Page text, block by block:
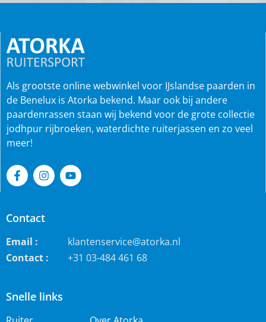
Snelle links
Als grootste online webwinkel voor IJslandse paarden in
de Benelux is Atorka bekend. Maar ook bij andere
paardenrassen staan wij bekend voor de grote collectie
jodhpur rijbroeken, waterdichte ruiterjassen en zo veel
meer!
Contact
Email :
klantenservice@atorka.nl
Contact :
+31 03-484 461 68